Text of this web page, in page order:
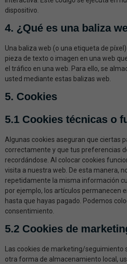
dispositivo.
4. ¿Qué es una baliza
Una baliza web (o una etiqueta de
pieza de texto o imagen en una web
el tráfico en una web. Para ello, se
usted mediante estas balizas web.
5. Cookies
5.1 Cookies técnicas o
Algunas cookies aseguran que ciertas
correctamente y que tus preferencias
recordándose. Al colocar cookies
visita a nuestra web. De esta manera,
repetidamente la misma información
por ejemplo, los artículos permanecen
hasta que hayas pagado. Podemos
consentimiento.
5.2 Cookies de
Las cookies de marketing/seguimiento
otra forma de almacenamiento local,